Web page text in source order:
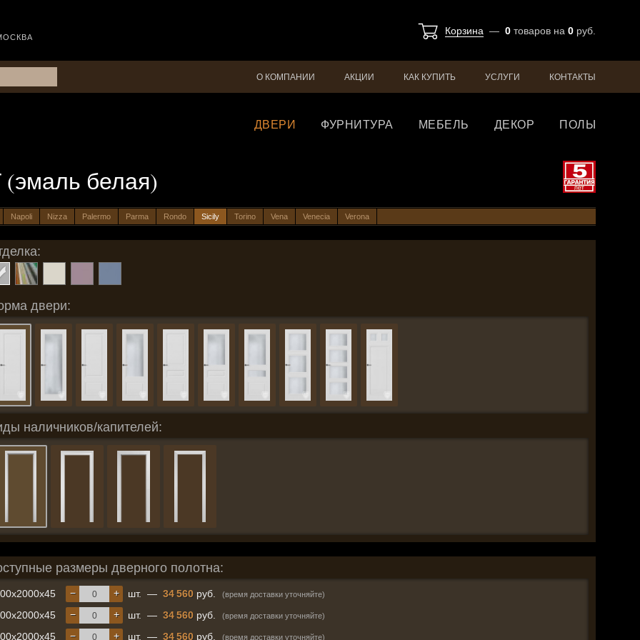
Корзина — 0 товаров на 0 руб.
О КОМПАНИИ АКЦИИ КАК КУПИТЬ УСЛУГИ КОНТАКТЫ
ДВЕРИ ФУРНИТУРА МЕБЕЛЬ ДЕКОР ПОЛЫ
(эмаль белая)
Napoli Nizza Palermo Parma Rondo Sicily Torino Vena Venecia Verona
двери:
наличников/капителей:
размеры дверного полотна:
+
− шт. — 34 560 руб. (время доставки уточняйте)
+
− шт. — 34 560 руб. (время доставки уточняйте)
+
− шт. — 34 560 руб. (время доставки уточняйте)